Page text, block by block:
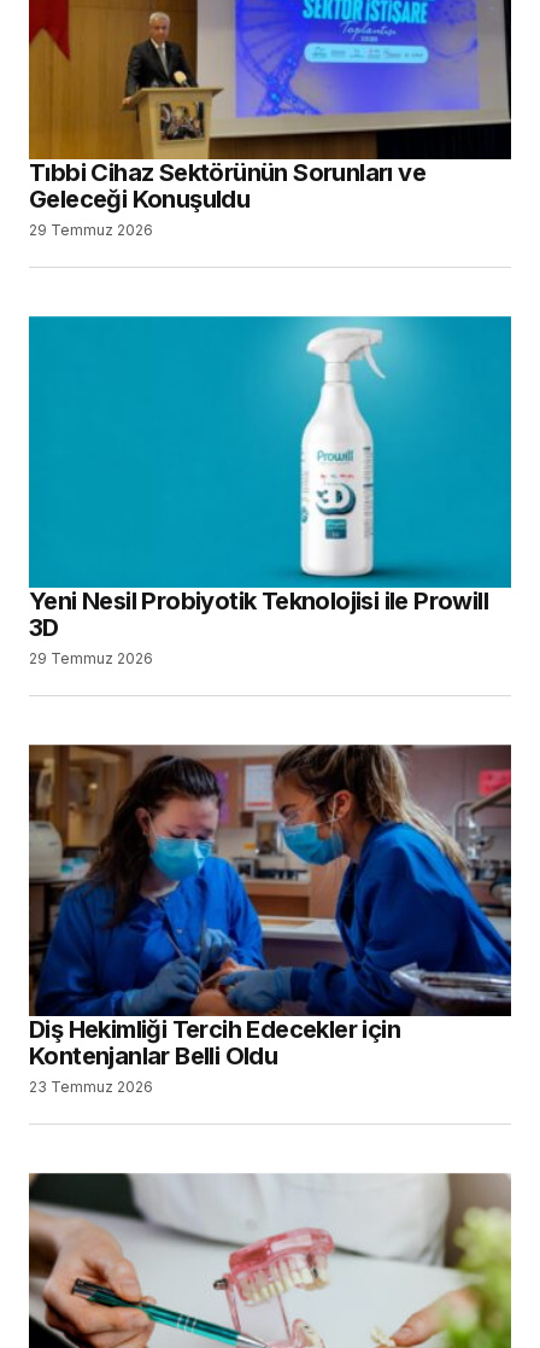
Tıbbi Cihaz Sektörünün Sorunları ve
Geleceği Konuşuldu
29 Temmuz 2026
Yeni Nesil Probiyotik Teknolojisi ile Prowill
3D
29 Temmuz 2026
Diş Hekimliği Tercih Edecekler için
Kontenjanlar Belli Oldu
23 Temmuz 2026